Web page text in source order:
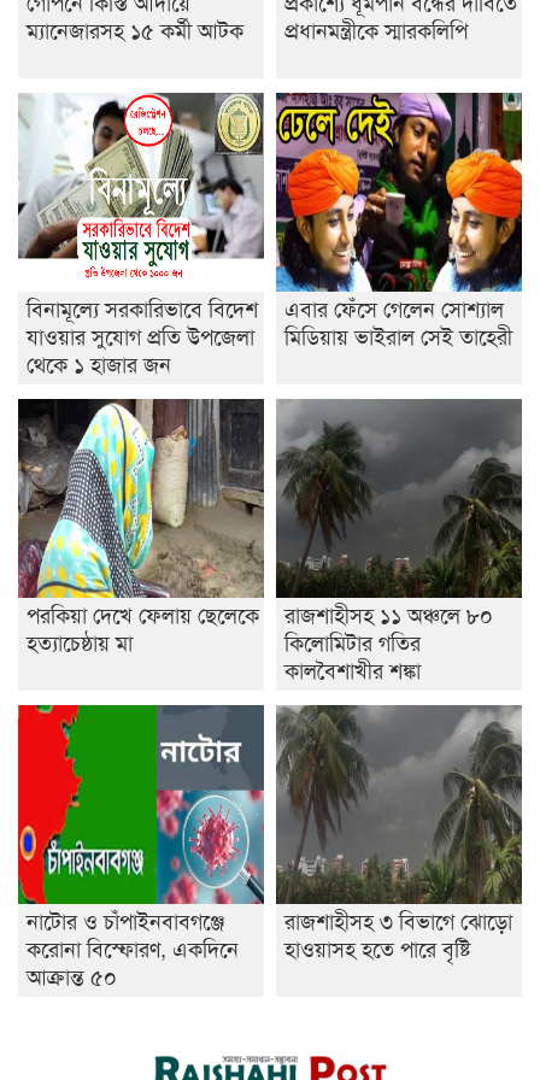
ইসলামের ইতিহাস ও সংস্কৃতি বিভাগের লাইট হাউজ ক্লাবের
নেতৃত্ব ইসতিয়াক-মাহফুজ
ডাকসুতে শিবিরের নিরঙ্কুশ জয়
রাজশাহীতে ট্রাকচাপায় ভ্যানচালক নিহত
শেষ সময়ে ভোট কারচুরি অভিযোগ আবিদের
ম্যানেজারসহ ১৫ কর্মী আটক
প্রধানমন্ত্রীকে স্মারকলিপি
বিনামূল্যে সরকারিভাবে বিদেশ
যাওয়ার সুযোগ প্রতি উপজেলা
থেকে ১ হাজার জন
এবার ফেঁসে গেলেন সোশ্যাল
মিডিয়ায় ভাইরাল সেই তাহেরী
পরকিয়া দেখে ফেলায় ছেলেকে
হত্যাচেষ্ঠায় মা
রাজশাহীসহ ১১ অঞ্চলে ৮০
কিলোমিটার গতির
কালবৈশাখীর শঙ্কা
নাটোর ও চাঁপাইনবাবগঞ্জে
করোনা বিস্ফোরণ, একদিনে
আক্রান্ত ৫০
রাজশাহীসহ ৩ বিভাগে ঝোড়ো
হাওয়াসহ হতে পারে বৃষ্টি